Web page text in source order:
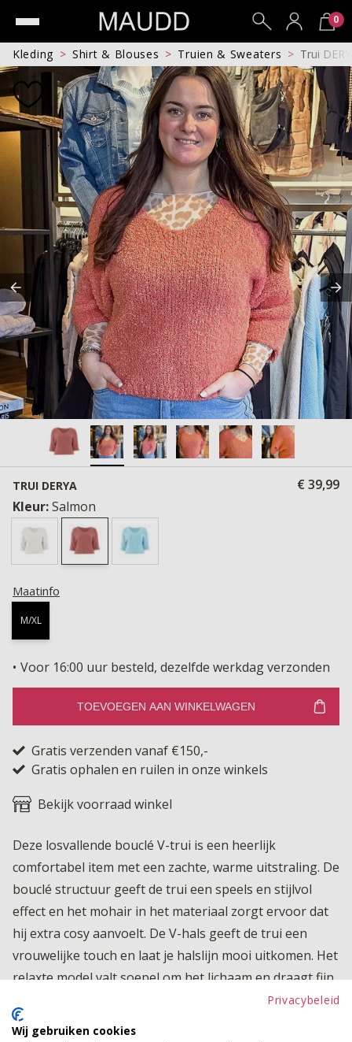
0
Kleding Shirt & Blouses Truien & Sweaters Trui
TRUI DERYA
€ 39,99
Kleur:Salmon
Maatinfo
M/XL
Voor 16:00 uur besteld, dezelfde werkdag verzonden
TOEVOEGEN AAN WINKELWAGEN
Gratis verzenden vanaf €150,-
Gratis ophalen en ruilen in onze winkels
Bekijk voorraad winkel
Deze losvallende bouclé V-trui is een heerlijk
comfortabel item met een zachte, warme uitstraling. De
bouclé structuur geeft de trui een speels en stijlvol
effect en het mohair in het materiaal zorgt ervoor dat
hij extra cosy aanvoelt. De V-hals geeft de trui een
vrouwelijke touch en laat je halslijn mooi uitkomen. Het
relaxte model valt soepel om het lichaam en draagt fijn
zonder strak te zitten. Extra leuk is dat je deze trui ook
perfect kunt combineren met een top, longsleeve of
Privacybeleid
Wij gebruiken cookies